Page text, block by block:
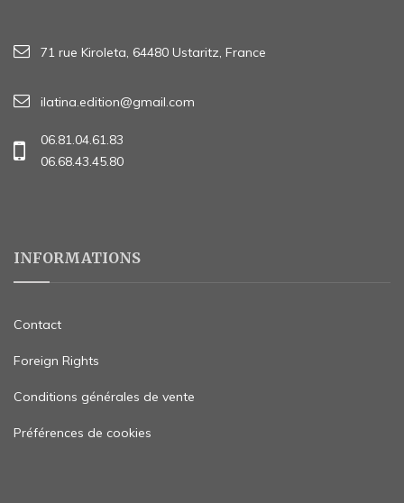
71 rue Kiroleta, 64480 Ustaritz, France
ilatina.edition@gmail.com
06.81.04.61.83
06.68.43.45.80
INFORMATIONS
Contact
Foreign Rights
Conditions générales de vente
Préférences de cookies